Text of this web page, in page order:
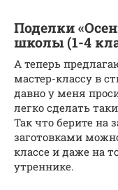
Поделки
школы (1-4
А теперь
мастер-классу в
давно у меня
легко сделать
Так что берите на
заготовками
классе и даже на
утреннике.